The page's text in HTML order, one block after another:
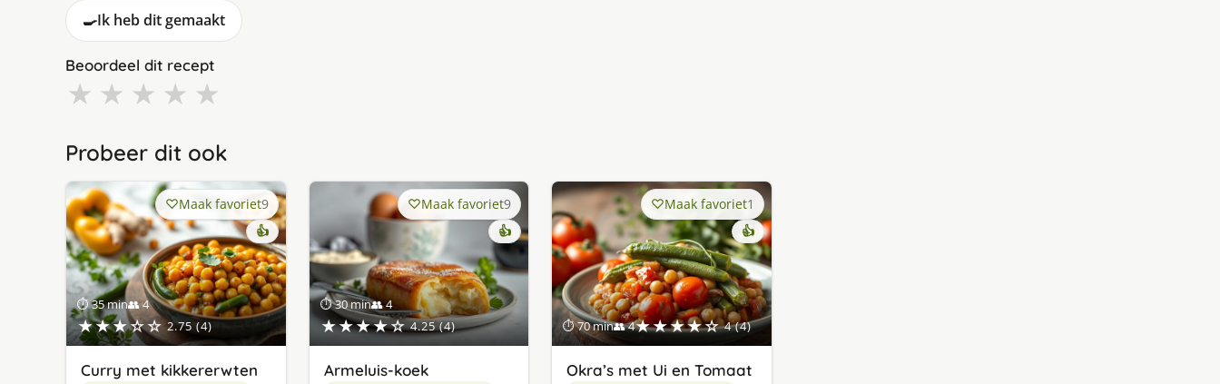
🍳Ik heb dit gemaakt
Beoordeel dit recept
★ ★ ★ ★ ★
Probeer dit ook
⏱ 35 min👥 4
★★★☆☆ 2.75 (4)
Maak favoriet9
👍
Curry met kikkererwten
⏱ 30 min👥 4
★★★★☆ 4.25 (4)
Maak favoriet9
👍
Armeluis-koek
⏱ 70 min👥 4★★★★☆ 4 (4)
Maak favoriet1
👍
Okra’s met Ui en Tomaat